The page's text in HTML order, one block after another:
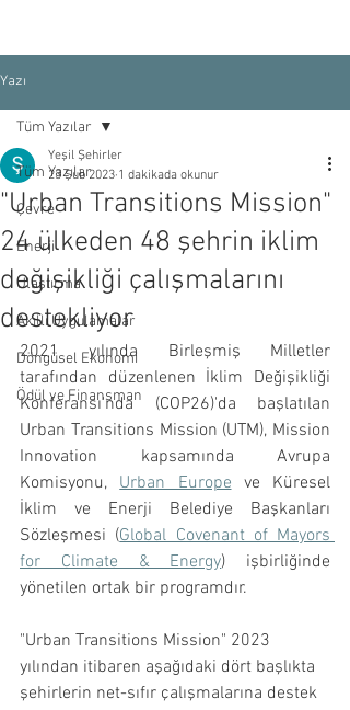
Yazı
Tüm Yazılar
Çevre
Enerji
Ulaştırma
Akıllı Uygulamalar
Döngüsel Ekonomi
Ödül ve Finansman
Tüm Yazılar
"Urban Transitions Mission"
24 ülkeden 48 şehrin iklim
değişikliği çalışmalarını
destekliyor
Yeşil Şehirler
23 Şub 2023 1 dakikada okunur
2021 yılında Birleşmiş Milletler
tarafından düzenlenen İklim Değişikliği
Konferansı'nda (COP26)'da başlatılan
Urban Transitions Mission (UTM), Mission
Innovation kapsamında Avrupa
Komisyonu, Urban Europe ve Küresel
İklim ve Enerji Belediye Başkanları
Sözleşmesi (Global Covenant of Mayors
for Climate & Energy) işbirliğinde
yönetilen ortak bir programdır.
"Urban Transitions Mission" 2023
yılından itibaren aşağıdaki dört başlıkta
şehirlerin net-sıfır çalışmalarına destek